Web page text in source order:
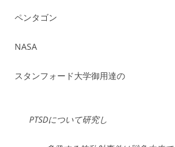
ペンタゴン
NASA
スタンフォード大学御用達の
PTSDについて研究し